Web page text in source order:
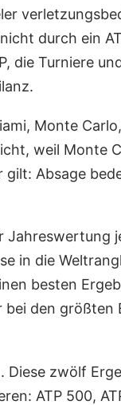
durch ein
die Turniere
Monte
weil Monte
Absage
Jahreswertung
in die
besten
bei den größten
Diese zwölf
ATP 500,